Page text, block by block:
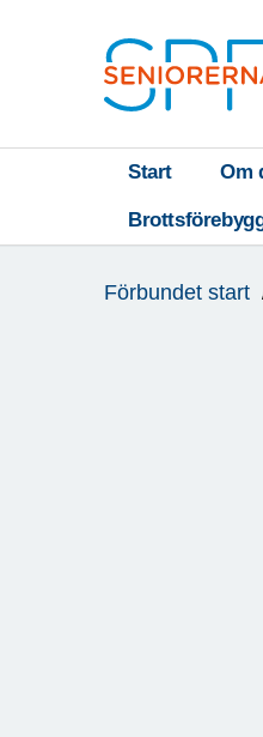
Start Om
är
Förbundet start